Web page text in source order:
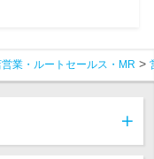
業・ルートセールス・MR